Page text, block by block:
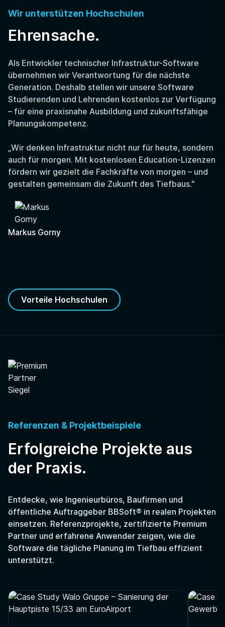
Wir unterstützen Hochschulen
Ehrensache.
Als Entwickler technischer Infrastruktur-Software
übernehmen wir Verantwortung für die nächste
Generation. Deshalb stellen wir unsere Software
Studierenden und Lehrenden kostenlos zur Verfügung
– für eine praxisnahe Ausbildung und zukunftsfähige
Planungskompetenz.
„Wir denken Infrastruktur nicht nur für heute, sondern
auch für morgen. Mit kostenlosen Education-Lizenzen
fördern wir gezielt die Fachkräfte von morgen – und
gestalten gemeinsam die Zukunft des Tiefbaus."
Markus Gorny
Vorteile Hochschulen
Referenzen & Projektbeispiele
Erfolgreiche Projekte aus
der Praxis.
Entdecke, wie Ingenieurbüros, Baufirmen und
öffentliche Auftraggeber BBSoft® in realen Projekten
einsetzen. Referenzprojekte, zertifizierte Premium
Partner und erfahrene Anwender zeigen, wie die
Software die tägliche Planung im Tiefbau effizient
unterstützt.